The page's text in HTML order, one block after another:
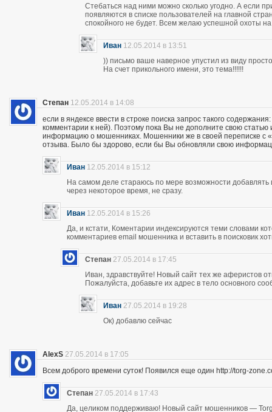
Стебаться над ними можно сколько угодно. А если
появляются в списке пользователей на главной
спокойного не будет. Всем желаю успешной охоты
Иван 12.05.2014 в 13:51
)) письмо ваше наверное упустил из виду
На счет прикольного имени, это тема!!!!!!
Степан 12.05.2014 в 14:08
если в яндексе ввести в строке поиска запрос такого
комментарии к ней). Поэтому пока Вы не дополните свою
информацию о мошенниках. Мошенники же в своей переписке с
отзыва. Было бы здорово, если бы Вы обновляли свою
Иван 12.05.2014 в 15:12
На самом деле стараюсь по мере возможности
через некоторое время, не сразу.
Иван 12.05.2014 в 15:26
Да, и кстати, Коментарии индексируются теми словами
комментариев email мошенника и вставить в поисковик
Степан 27.05.2014 в 17:45
Иван, здравствуйте! Новый сайт тех же аферистов
Пожалуйста, добавьте их адрес в тело основного
Иван 27.05.2014 в 19:28
Ок) добавлю сейчас
AlexS 27.05.2014 в 17:05
Всем доброго времени суток! Появился еще один http://torg-
Степан 27.05.2014 в 17:43
Да, целиком поддерживаю! Новый сайт мошенников —